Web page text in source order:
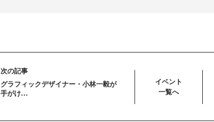
イベント
一覧へ
次の記事
グラフィックデザイナー・小林一毅が
手がけ…